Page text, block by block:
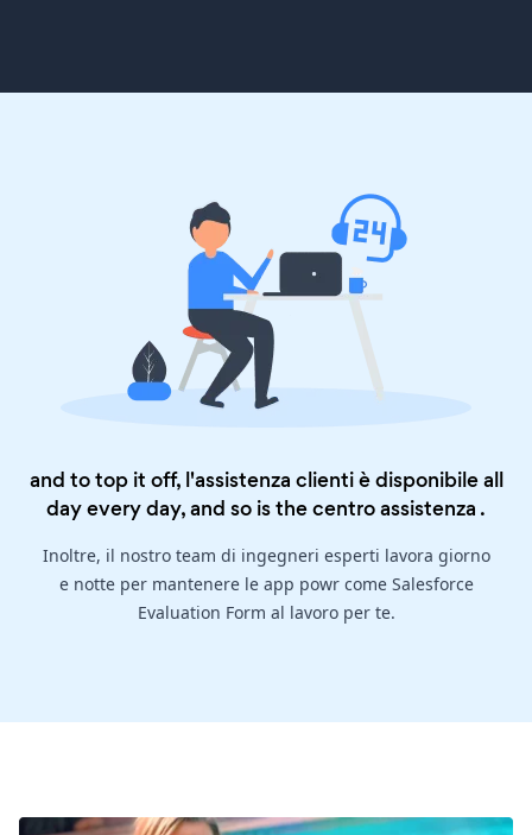
and to top it off, l'assistenza clienti è disponibile all
day every day, and so is thecentro assistenza .
Inoltre, il nostro team di ingegneri esperti lavora giorno
e notte per mantenere le app powr come Salesforce
Evaluation Form al lavoro per te.